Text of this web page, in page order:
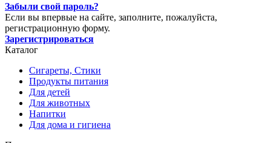
Забыли свой пароль?
Если вы впервые на сайте, заполните, пожалуйста,
регистрационную форму.
Зарегистрироваться
Каталог
Сигареты, Стики
Продукты питания
Для детей
Для животных
Напитки
Для дома и гигиена